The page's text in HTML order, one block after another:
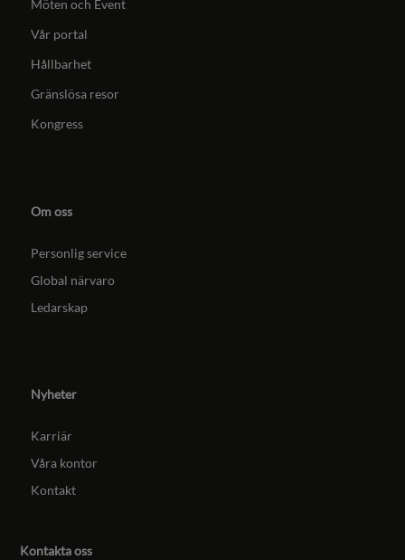
Möten och Event
Vår portal
Hållbarhet
Gränslösa resor
Kongress
Om oss
Personlig service
Global närvaro
Ledarskap
Nyheter
Karriär
Våra kontor
Kontakt
Kontakta oss